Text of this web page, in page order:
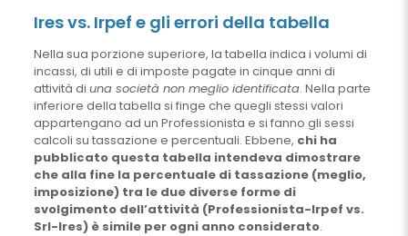
Ires vs. Irpef e gli errori della tabella
Nella sua porzione superiore, la tabella indica i volumi di
incassi, di utili e di imposte pagate in cinque anni di
attività di una società non meglio identificata. Nella parte
inferiore della tabella si finge che quegli stessi valori
appartengano ad un Professionista e si fanno gli sessi
calcoli su tassazione e percentuali. Ebbene, chi ha
pubblicato questa tabella intendeva dimostrare
che alla fine la percentuale di tassazione (meglio,
imposizione) tra le due diverse forme di
svolgimento dell’attività (Professionista-Irpef vs.
Srl-Ires) è simile per ogni anno considerato.